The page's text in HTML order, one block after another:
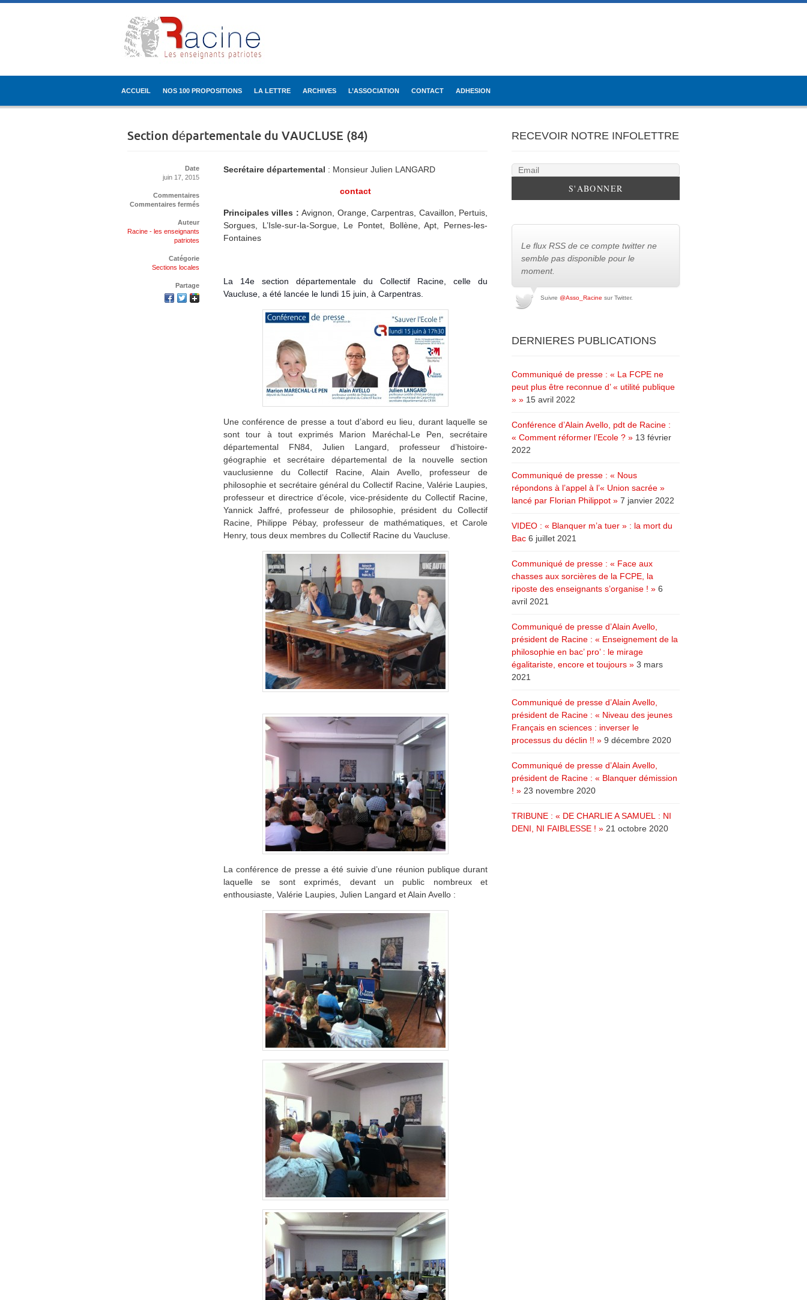
ACCUEIL NOS 100 PROPOSITIONS LA LETTRE ARCHIVES L’ASSOCIATION CONTACT ADHESION
Section départementale du VAUCLUSE (84)
Date
juin 17, 2015
Commentaires
Commentaires fermés
Auteur
Racine - les enseignants
patriotes
Catégorie
Sections locales
Partage
Secrétaire départemental : Monsieur Julien LANGARD
contact
Principales villes : Avignon, Orange, Carpentras, Cavaillon, Pertuis,
Sorgues, L’Isle-sur-la-Sorgue, Le Pontet, Bollène, Apt, Pernes-les-
Fontaines
La 14e section départementale du Collectif Racine, celle du
Vaucluse, a été lancée le lundi 15 juin, à Carpentras.
Une conférence de presse a tout d’abord eu lieu, durant laquelle se
sont tour à tout exprimés Marion Maréchal-Le Pen, secrétaire
départemental FN84, Julien Langard, professeur d’histoire-
géographie et secrétaire départemental de la nouvelle section
vauclusienne du Collectif Racine, Alain Avello, professeur de
philosophie et secrétaire général du Collectif Racine, Valérie Laupies,
professeur et directrice d’école, vice-présidente du Collectif Racine,
Yannick Jaffré, professeur de philosophie, président du Collectif
Racine, Philippe Pébay, professeur de mathématiques, et Carole
Henry, tous deux membres du Collectif Racine du Vaucluse.
La conférence de presse a été suivie d’une réunion publique durant
laquelle se sont exprimés, devant un public nombreux et
enthousiaste, Valérie Laupies, Julien Langard et Alain Avello :
RECEVOIR NOTRE INFOLETTRE
Le flux RSS de ce compte twitter ne
semble pas disponible pour le
moment.
Suivre @Asso_Racine sur Twitter.
DERNIERES PUBLICATIONS
Communiqué de presse : « La FCPE ne
peut plus être reconnue d’ « utilité publique
» » 15 avril 2022
Conférence d’Alain Avello, pdt de Racine :
« Comment réformer l’Ecole ? » 13 février
2022
Communiqué de presse : « Nous
répondons à l’appel à l’« Union sacrée »
lancé par Florian Philippot » 7 janvier 2022
VIDEO : « Blanquer m’a tuer » : la mort du
Bac 6 juillet 2021
Communiqué de presse : « Face aux
chasses aux sorcières de la FCPE, la
riposte des enseignants s’organise ! » 6
avril 2021
Communiqué de presse d’Alain Avello,
président de Racine : « Enseignement de la
philosophie en bac’ pro’ : le mirage
égalitariste, encore et toujours » 3 mars
2021
Communiqué de presse d’Alain Avello,
président de Racine : « Niveau des jeunes
Français en sciences : inverser le
processus du déclin !! » 9 décembre 2020
Communiqué de presse d’Alain Avello,
président de Racine : « Blanquer démission
! » 23 novembre 2020
TRIBUNE : « DE CHARLIE A SAMUEL : NI
DENI, NI FAIBLESSE ! » 21 octobre 2020